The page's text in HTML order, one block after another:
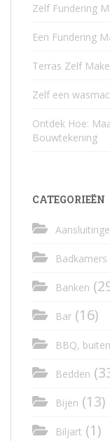
Zelf Fundering
Een Fundering
Terras Zelf
Zelf een
Ontdek Hoe:
Bouwtekening
CATEGORIEËN
Badkamers
Banken
Bar (16)
BBQ,
Bedden
Bijen (13)
Biljart (1)